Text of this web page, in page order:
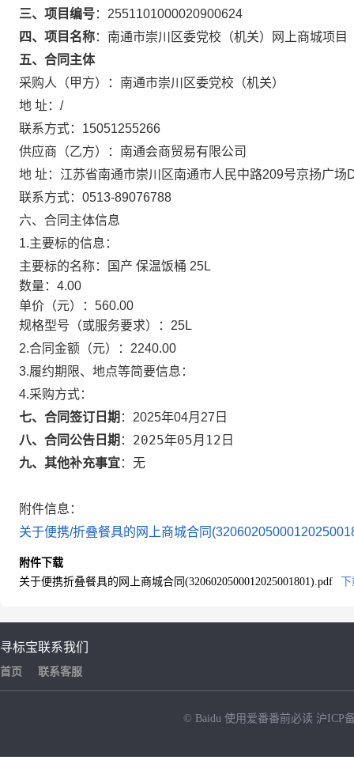
三、项目编号： 2551101000020900624
四、项目名称： 南通市崇川区委党校（机关）网上商城项目
五、合同主体
采购人（甲方）： 南通市崇川区委党校（机关）
地 址： /
联系方式： 15051255266
供应商（乙方）： 南通会商贸易有限公司
地 址： 江苏省南通市崇川区南通市人民中路209号京扬广场
联系方式： 0513-89076788
六、合同主体信息
1.主要标的信息：
主要标的名称：
国产 保温饭桶 25L
数量： 4.00
单价（元）： 560.00
规格型号（或服务要求）： 25L
2.合同金额（元）： 2240.00
3.履约期限、地点等简要信息：
4.采购方式：
七、合同签订日期 ： 2025年04月27日
八、合同公告日期 ： 2025年05月12日
九、其他补充事宜： 无
附件信息：
关于便携/折叠餐具的网上商城合同
附件下载
关于便携折叠餐具的网上商城合同(3206020500012025001801).pdf
寻标宝
首页
联系我们
联系客服
© Baidu 使用爱番番前必读 沪ICP